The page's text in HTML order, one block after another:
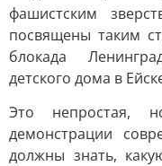
фашистским
посвящены таким
блокада
детского дома в
Это непростая,
демонстрации
должны знать,